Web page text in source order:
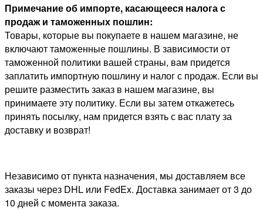
Примечание об импорте, касающееся налога с
продаж и таможенных пошлин:
Товары, которые вы покупаете в нашем магазине, не
включают таможенные пошлины. В зависимости от
таможенной политики вашей страны, вам придется
заплатить импортную пошлину и налог с продаж. Если вы
решите разместить заказ в нашем магазине, вы
принимаете эту политику. Если вы затем откажетесь
принять посылку, нам придется взять с вас плату за
доставку и возврат!
Независимо от пункта назначения, мы доставляем все
заказы через DHL или FedEx. Доставка занимает от 3 до
10 дней с момента заказа.